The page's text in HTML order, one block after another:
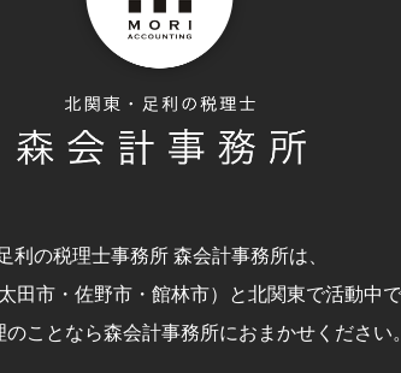
利の税理士事務所 森会計事務所は、
田市・佐野市・館林市）と北関東で活動中で
のことなら森会計事務所におまかせください。